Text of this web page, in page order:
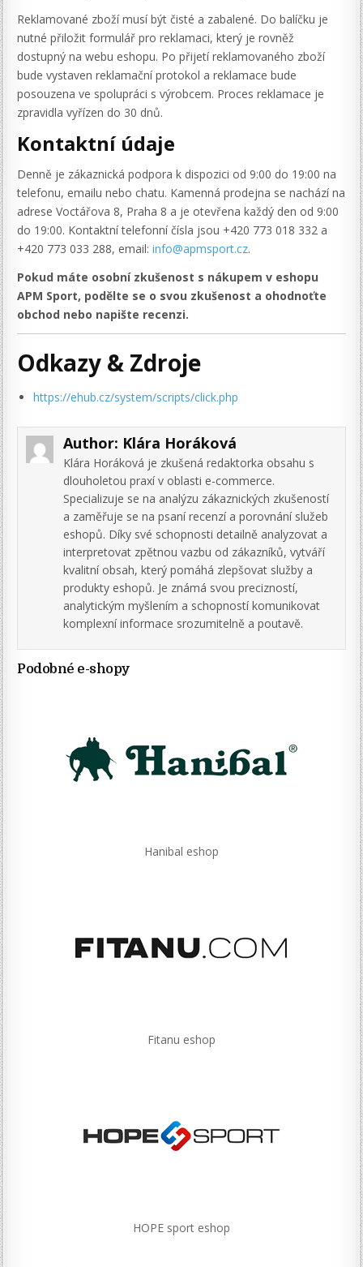
Reklamované zboží musí být čisté a zabalené. Do balíčku je
nutné přiložit formulář pro reklamaci, který je rovněž
dostupný na webu eshopu. Po přijetí reklamovaného zboží
bude vystaven reklamační protokol a reklamace bude
posouzena ve spolupráci s výrobcem. Proces reklamace je
zpravidla vyřízen do 30 dnů.
Kontaktní údaje
Denně je zákaznická podpora k dispozici od 9:00 do 19:00 na
telefonu, emailu nebo chatu. Kamenná prodejna se nachází na
adrese Voctářova 8, Praha 8 a je otevřena každý den od 9:00
do 19:00. Kontaktní telefonní čísla jsou +420 773 018 332 a
+420 773 033 288, email:info@apmsport.cz.
Pokud máte osobní zkušenost s nákupem v eshopu
APM Sport, podělte se o svou zkušenost a ohodnoťte
obchod nebo napište recenzi.
Odkazy & Zdroje
https://ehub.cz/system/scripts/click.php
Author: Klára Horáková
Klára Horáková je zkušená redaktorka obsahu s
dlouholetou praxí v oblasti e-commerce.
Specializuje se na analýzu zákaznických zkušeností
a zaměřuje se na psaní recenzí a porovnání služeb
eshopů. Díky své schopnosti detailně analyzovat a
interpretovat zpětnou vazbu od zákazníků, vytváří
kvalitní obsah, který pomáhá zlepšovat služby a
produkty eshopů. Je známá svou precizností,
analytickým myšlením a schopností komunikovat
komplexní informace srozumitelně a poutavě.
Podobné e-shopy
Hanibal eshop
Fitanu eshop
HOPE sport eshop